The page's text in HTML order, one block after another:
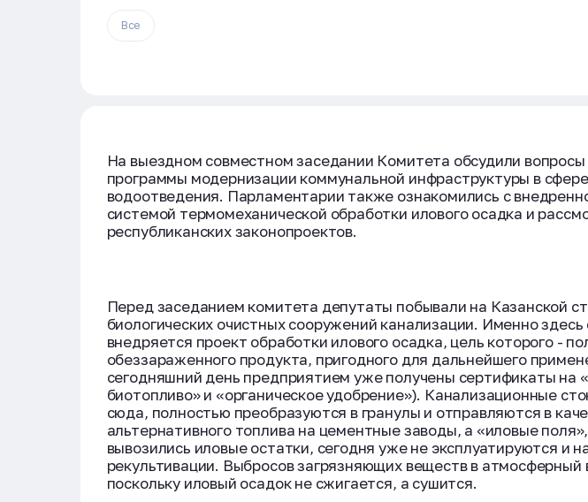
Все
На выездном совместном заседании Комитета обсудили
программы модернизации коммунальной инфраструктуры в
водоотведения. Парламентарии также ознакомились с
системой термомеханической обработки илового осадка и
республиканских законопроектов.
Перед заседанием комитета депутаты побывали на Казанской
биологических очистных сооружений канализации. Именно здесь
внедряется проект обработки илового осадка, цель которого -
обеззараженного продукта, пригодного для дальнейшего
сегодняшний день предприятием уже получены сертификаты на
биотопливо» и «органическое удобрение»). Канализационные
сюда, полностью преобразуются в гранулы и отправляются в
альтернативного топлива на цементные заводы, а «иловые
вывозились иловые остатки, сегодня уже не эксплуатируются и
рекультивации. Выбросов загрязняющих веществ в атмосферный
поскольку иловый осадок не сжигается, а сушится.